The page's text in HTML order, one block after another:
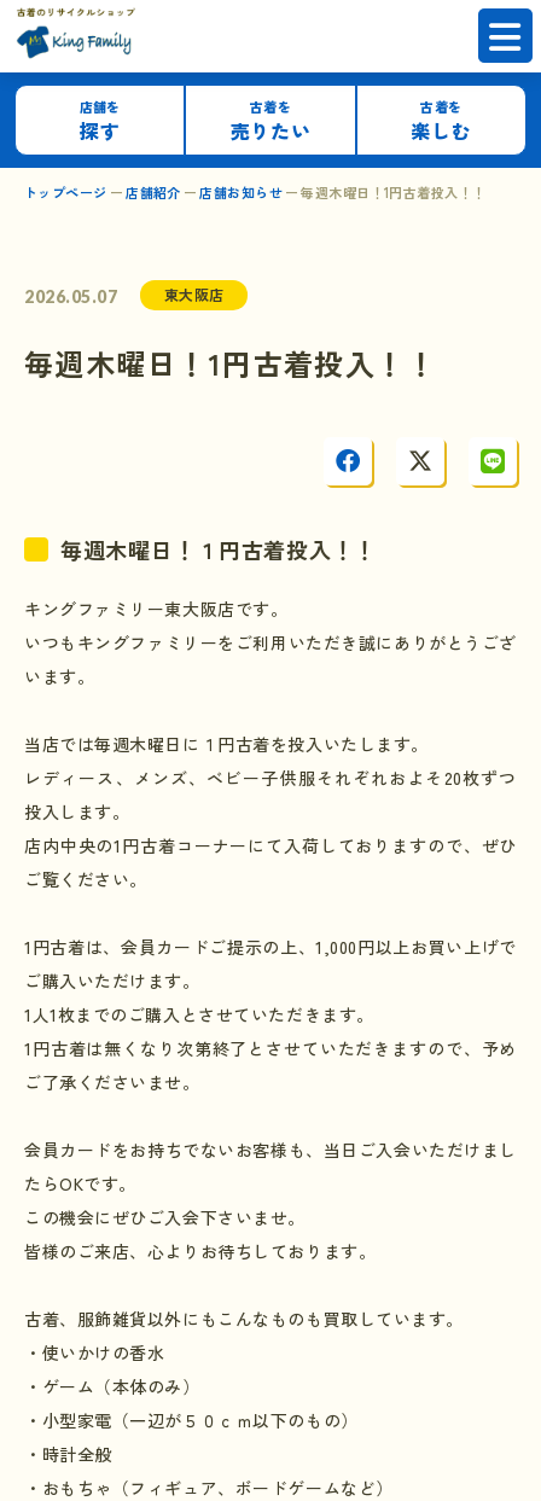
店舗を
探す
古着を
売りたい
古着を
楽しむ
トップページ 店舗紹介 店舗お知らせ 毎週木曜日！1円古着投入！！
2026.05.07 東大阪店
毎週木曜日！1円古着投入！！
毎週木曜日！１円古着投入！！
キングファミリー東大阪店です。
いつもキングファミリーをご利用いただき誠にありがとうござ
います。
当店では毎週木曜日に１円古着を投入いたします。
レディース、メンズ、ベビー子供服それぞれおよそ20枚ずつ
投入します。
店内中央の1 円古着コーナーにて入荷しておりますので、ぜひ
ご覧ください。
1 円古着は、会員カードご提示の上、1,000円以上お買い上げで
ご購入いただけます。
1 人1枚までのご購入とさせていただきます。
1 円古着は無くなり次第終了とさせていただきますので、予め
ご了承くださいませ。
会員カードをお持ちでないお客様も、当日ご入会いただけまし
たらOKです。
この機会にぜひご入会下さいませ。
皆様のご来店、心よりお待ちしております。
古着、服飾雑貨以外にもこんなものも買取しています。
・使いかけの香水
・ゲーム（本体のみ）
・小型家電（一辺が５０ｃｍ以下のもの）
・時計全般
・おもちゃ（フィギュア、ボードゲームなど）